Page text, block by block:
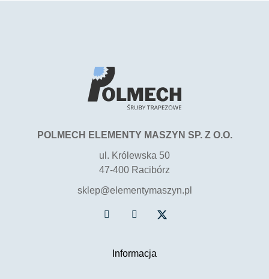
POLMECH ELEMENTY MASZYN SP. Z O.O.
ul. Królewska 50
47-400 Racibórz
sklep@elementymaszyn.pl
Informacja